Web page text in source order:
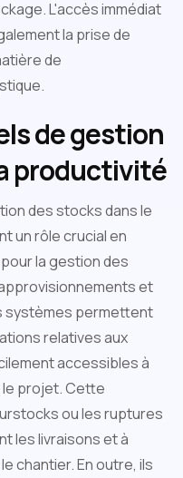
L'accès immédiat
la prise de
de
de gestion
productivité
des stocks dans le
un rôle crucial en
la gestion des
et
systèmes permettent
relatives aux
accessibles à
le projet. Cette
ou les ruptures
les livraisons et à
chantier. En outre, ils